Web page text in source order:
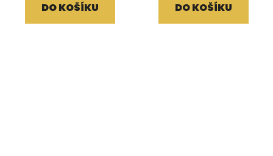
DO KOŠÍKU DO KOŠÍKU